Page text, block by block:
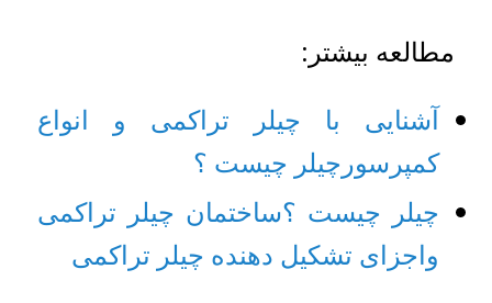
مطالعه بیشتر:
آشنایی با چیلر تراکمی و انواع
کمپرسور چیلر چیست ؟
چیلر چیست ؟ساختمان چیلر تراکمی
واجزای تشکیل دهنده چیلر تراکمی